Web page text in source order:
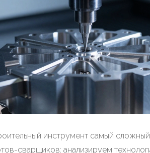
инструмент самый
сварщиков: анализируем